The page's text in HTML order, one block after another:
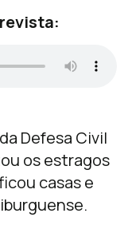
Defesa Civil
os estragos
casas e